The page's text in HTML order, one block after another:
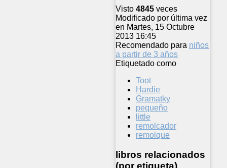
Visto 4845 veces
Modificado por última vez
en Martes, 15 Octubre
2013 16:45
Recomendado para niños
a partir de 3 años
Etiquetado como
Toot
Hardie
Gramatky
pequeño
little
remolcador
remolque
libros relacionados
(por etiqueta)